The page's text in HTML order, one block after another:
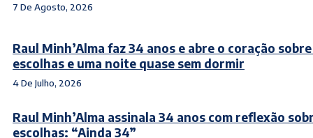
7 De Agosto, 2026
Raul Minh’Alma faz 34 anos e abre o coração
escolhas e uma noite quase sem dormir
4 De Julho, 2026
Raul Minh’Alma assinala 34 anos com reflexão
escolhas: “Ainda 34”